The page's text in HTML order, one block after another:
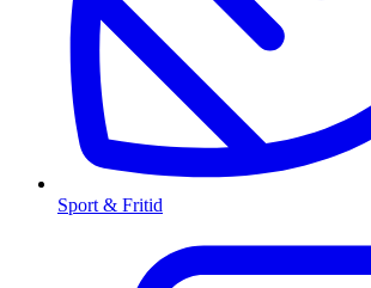
Sport & Fritid